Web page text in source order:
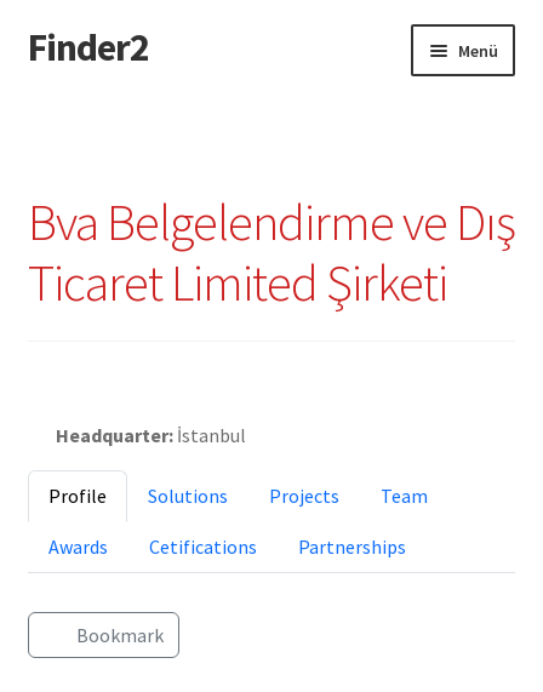
Dolaşıma
geç
İçeriğe
geç
Finder2 Menü
Dashboard Türkçe
Directory Türkçe
Bva Belgelendirme ve Dış
Ticaret Limited Şirketi
Headquarter: İstanbul
Profile Solutions Projects Team
Awards Cetifications Partnerships
Bookmark